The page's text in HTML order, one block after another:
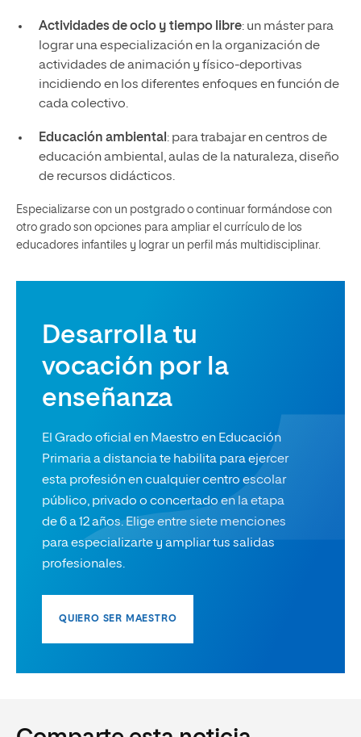
Actividades de ocio y tiempo libre: un máster para
lograr una especialización en la organización de
actividades de animación y físico-deportivas
incidiendo en los diferentes enfoques en función de
cada colectivo.
Educación ambiental : para trabajar en centros de
educación ambiental, aulas de la naturaleza, diseño
de recursos didácticos.
Especializarse con un postgrado o continuar formándose con
otro grado son opciones para ampliar el currículo de los
educadores infantiles y lograr un perfil más multidisciplinar.
Desarrolla tu
vocación por la
enseñanza
El Grado oficial en Maestro en Educación
Primaria a distancia te habilita para ejercer
esta profesión en cualquier centro escolar
público, privado o concertado en la etapa
de 6 a 12 años. Elige entre siete menciones
para especializarte y ampliar tus salidas
profesionales.
QUIERO SER MAESTRO